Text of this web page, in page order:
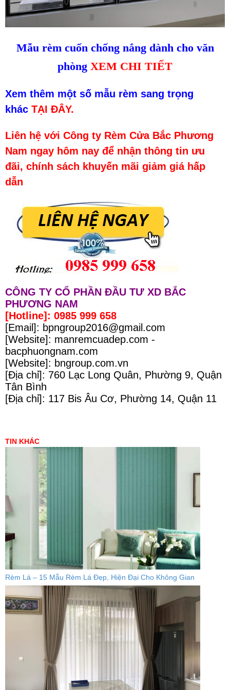
Mẫu rèm cuốn chống nắng dành cho văn
phòng XEM CHI TIẾT
Xem thêm một số mẫu rèm sang trọng
khác TẠI ĐÂY.
Liên hệ với Công ty Rèm Cửa Bắc Phương
Nam ngay hôm nay để nhận thông tin ưu
đãi, chính sách khuyến mãi giảm giá hấp
dẫn
CÔNG TY CỔ PHẦN ĐẦU TƯ XD BẮC
PHƯƠNG NAM
[Hotline]: 0985 999 658
[Email]: bpngroup2016@gmail.com
[Website]: manremcuadep.com -
bacphuongnam.com
[Website]: bngroup.com.vn
[Địa chỉ]: 760 Lạc Long Quân, Phường 9, Quận
Tân Bình
[Địa chỉ]: 117 Bis Âu Cơ, Phường 14, Quận 11
TIN KHÁC
Rèm Lá – 15 Mẫu Rèm Lá Đẹp, Hiện Đại Cho Không Gian